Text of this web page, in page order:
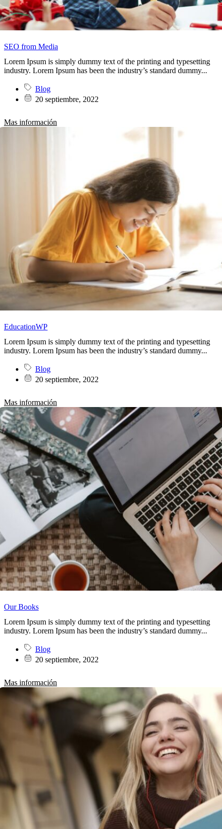
SEO from Media
Lorem Ipsum is simply dummy text of the printing and typesetting
industry. Lorem Ipsum has been the industry’s standard dummy...
Blog
20 septiembre, 2022
Mas información
EducationWP
Lorem Ipsum is simply dummy text of the printing and typesetting
industry. Lorem Ipsum has been the industry’s standard dummy...
Blog
20 septiembre, 2022
Mas información
Our Books
Lorem Ipsum is simply dummy text of the printing and typesetting
industry. Lorem Ipsum has been the industry’s standard dummy...
Blog
20 septiembre, 2022
Mas información